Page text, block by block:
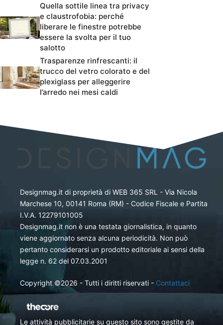
Quella sottile linea tra privacy
e claustrofobia: perché
liberare le finestre potrebbe
essere la svolta per il tuo
salotto
Trasparenze rinfrescanti: il
trucco del vetro colorato e del
plexiglass per alleggerire
l’arredo nei mesi caldi
Designmag.it di proprietà di WEB 365 SRL - Via Nicola
Marchese 10, 00141 Roma (RM) - Codice Fiscale e Partita
I.V.A. 12279101005
Designmag.it non è una testata giornalistica, in quanto
viene aggiornato senza alcuna periodicità. Non può
pertanto considerarsi un prodotto editoriale ai sensi della
legge n. 62 del 07.03.2001
Copyright ©2026 - Tutti i diritti riservati - Contattaci
Le attività pubblicitarie su questo sito sono gestite da